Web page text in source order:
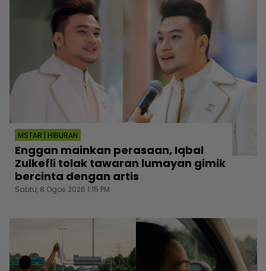
MSTAR | HIBURAN
Enggan mainkan perasaan, Iqbal
Zulkefli tolak tawaran lumayan gimik
bercinta dengan artis
Sabtu, 8 Ogos 2026 1:15 PM